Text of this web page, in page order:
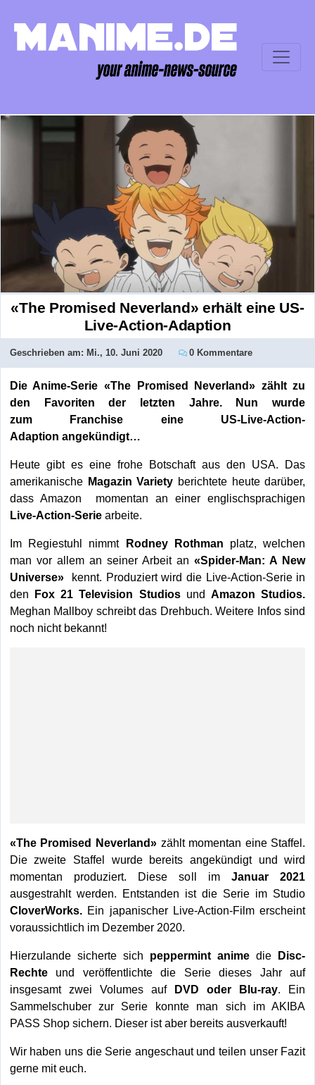
«The Promised Neverland» erhält eine US-
Live-Action-Adaption
Geschrieben am: Mi., 10. Juni 2020 0 Kommentare
Die Anime-Serie «The Promised Neverland» zählt zu
den Favoriten der letzten Jahre. Nun wurde
zum Franchise eine US-Live-Action-
Adaption angekündigt…
Heute gibt es eine frohe Botschaft aus den USA. Das
amerikanische Magazin Variety berichtete heute darüber,
dass Amazon momentan an einer englischsprachigen
Live-Action-Seriearbeite.
Im Regiestuhl nimmt Rodney Rothman platz, welchen
man vor allem an seiner Arbeit an«Spider-Man: A New
Universe» kennt. Produziert wird die Live-Action-Serie in
den Fox 21 Television Studiosund Amazon Studios.
Meghan Mallboy schreibt das Drehbuch. Weitere Infos sind
noch nicht bekannt!
«The Promised Neverland»zählt momentan eine Staffel.
Die zweite Staffel wurde bereits angekündigt und wird
momentan produziert. Diese soll im Januar 2021
ausgestrahlt werden. Entstanden ist die Serie im Studio
CloverWorks.Ein japanischer Live-Action-Film erscheint
voraussichtlich im Dezember 2020.
Hierzulande sicherte sich peppermint animedie Disc-
Rechte und veröffentlichte die Serie dieses Jahr auf
insgesamt zwei Volumes auf DVD oder Blu-ray. Ein
Sammelschuber zur Serie konnte man sich im AKIBA
PASS Shop sichern. Dieser ist aber bereits ausverkauft!
Wir haben uns die Serie angeschaut und teilen unser Fazit
gerne mit euch.